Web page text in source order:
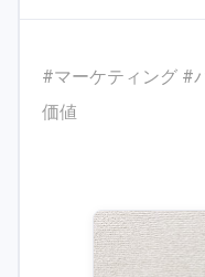
#マーケティング #
価値